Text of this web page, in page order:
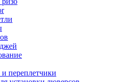
переплетчики